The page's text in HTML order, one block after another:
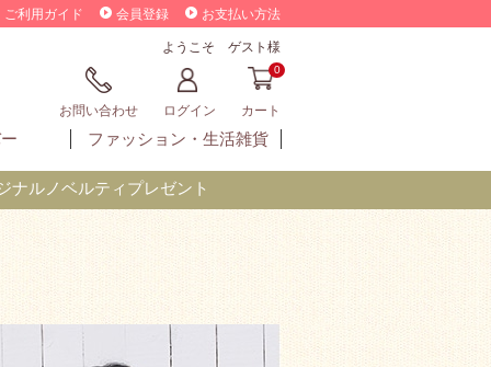
ご利用ガイド 会員登録 お支払い方法
ようこそ ゲスト様
お問い合わせ ログイン
0
カート
ファッション・ 生活雑貨
ナルノベルティプレゼント